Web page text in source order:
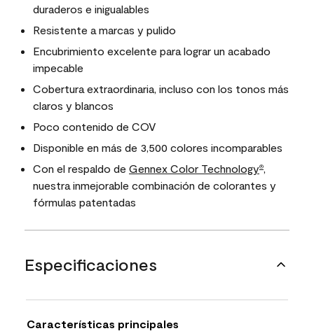
duraderos e inigualables
Resistente a marcas y pulido
Encubrimiento excelente para lograr un acabado
impecable
Cobertura extraordinaria, incluso con los tonos más
claros y blancos
Poco contenido de COV
Disponible en más de 3,500 colores incomparables
Con el respaldo de Gennex Color Technology®,
nuestra inmejorable combinación de colorantes y
fórmulas patentadas
Especificaciones
Características principales